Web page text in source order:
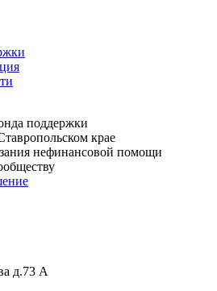
поддержки
крае
нефинансовой помощи
д.73 A